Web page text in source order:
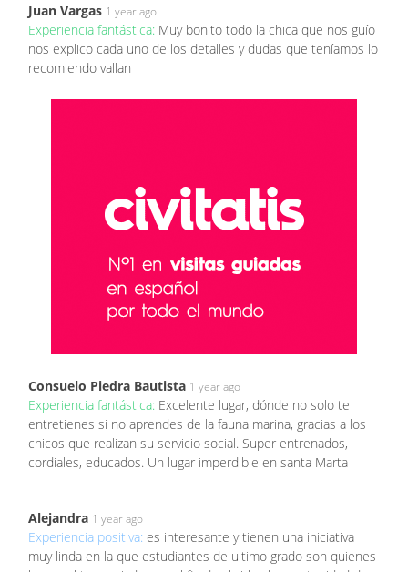
Juan Vargas 1 year ago
Experiencia fantástica: Muy bonito todo la chica que nos guío
nos explico cada uno de los detalles y dudas que teníamos lo
recomiendo vallan
Consuelo Piedra Bautista 1 year ago
Experiencia fantástica: Excelente lugar, dónde no solo te
entretienes si no aprendes de la fauna marina, gracias a los
chicos que realizan su servicio social. Super entrenados,
cordiales, educados. Un lugar imperdible en santa Marta
Alejandra 1 year ago
Experiencia positiva: es interesante y tienen una iniciativa
muy linda en la que estudiantes de ultimo grado son quienes